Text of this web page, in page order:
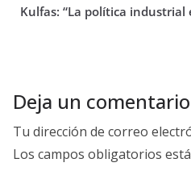
Kulfas: “La política
Deja un comentario
Tu dirección de correo
Los campos obligatorios